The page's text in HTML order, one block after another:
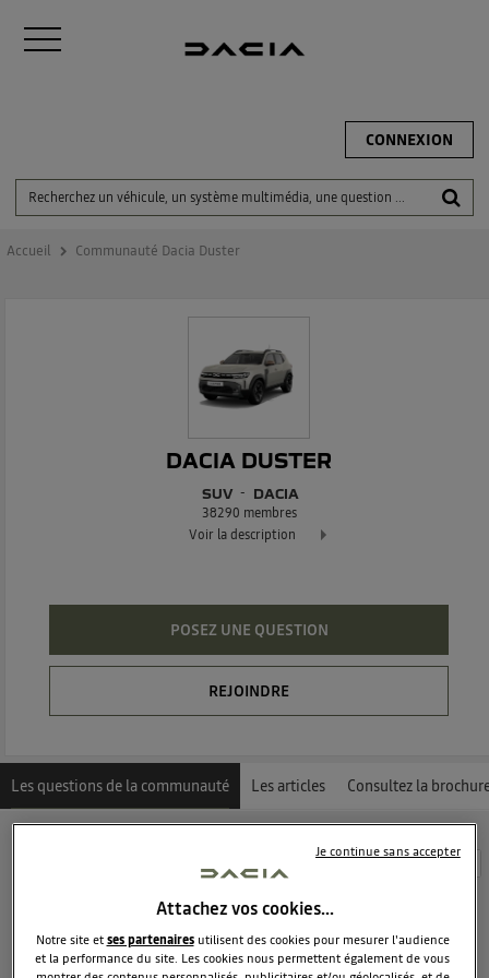
CONNEXION
Accueil Communauté Dacia Duster
DACIA DUSTER
SUV DACIA
38290 membres
Voir la description
POSEZ UNE QUESTION
REJOINDRE
Les questions de la communauté Les articles Consultez la
Découvrez les 12920 questions sur Dacia Duster -
misty47
Le10 octobre 2014à 18:57
Attachez vos cookies…
Notre site etses partenairesutilisent des cookies pour mesurer l'audience
et la performance du site. Les cookies nous permettent également de vous
Je continue sans accepter